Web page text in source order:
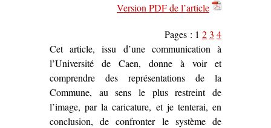
Version PDF de l’article
Pages : 1 23 4
Cet article, issu d’une communication à
l’Université de Caen, donne à voir et
comprendre des représentations de la
Commune, au sens le plus restreint de
l’image, par la caricature, et je tenterai, en
conclusion, de confronter le système de